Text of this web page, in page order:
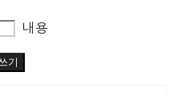
내용
기